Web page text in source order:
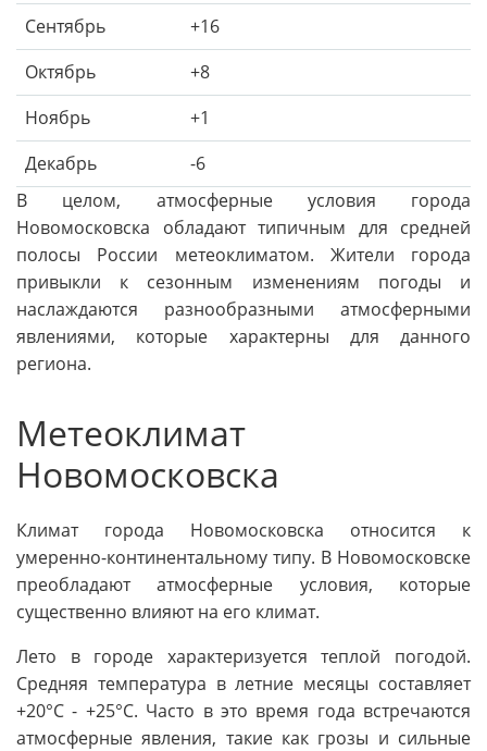
Сентябрь
+16
Октябрь
+8
Ноябрь
+1
Декабрь
-6
В целом, атмосферные условия города
Новомосковска обладают типичным для средней
полосы России метеоклиматом. Жители города
привыкли к сезонным изменениям погоды и
наслаждаются разнообразными атмосферными
явлениями, которые характерны для данного
региона.
Метеоклимат
Новомосковска
Климат города Новомосковска относится к
умеренно-континентальному типу. В Новомосковске
преобладают атмосферные условия, которые
существенно влияют на его климат.
Лето в городе характеризуется теплой погодой.
Средняя температура в летние месяцы составляет
+20°C - +25°C. Часто в это время года встречаются
атмосферные явления, такие как грозы и сильные